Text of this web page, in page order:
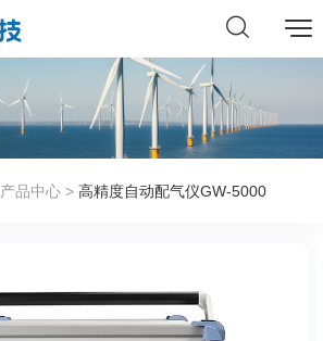
产品中心> 高精度自动配气仪GW-5000